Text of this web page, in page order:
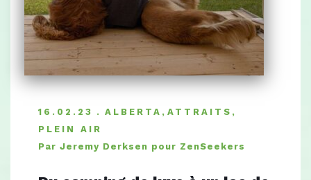
16.02.23 ALBERTA , ATTRAITS ,
PLEIN AIR
Par Jeremy Derksen pour ZenSeekers